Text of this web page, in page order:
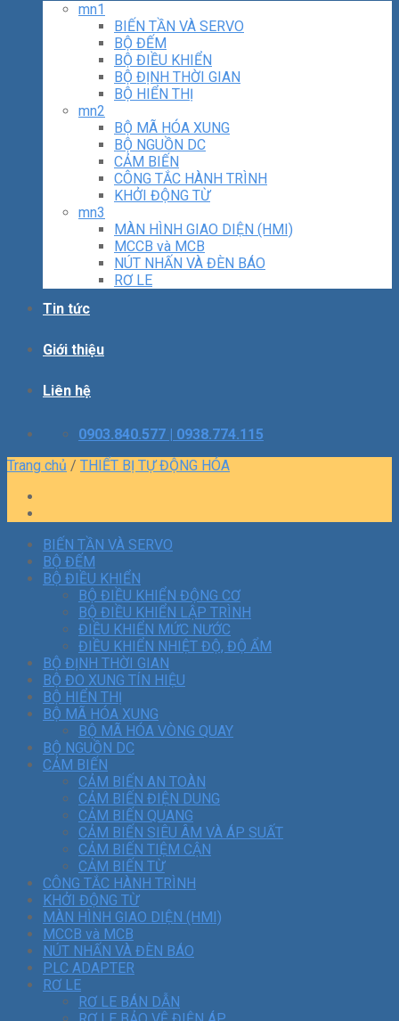
mn1
BIẾN TẦN VÀ SERVO
BỘ ĐẾM
BỘ ĐIỀU KHIỂN
BỘ ĐỊNH THỜI GIAN
BỘ HIỂN THỊ
mn2
BỘ MÃ HÓA XUNG
BỘ NGUỒN DC
CẢM BIẾN
CÔNG TẮC HÀNH TRÌNH
KHỞI ĐỘNG TỪ
mn3
MÀN HÌNH GIAO DIỆN (HMI)
MCCB và MCB
NÚT NHẤN VÀ ĐÈN BÁO
RƠ LE
Tin tức
Giới thiệu
Liên hệ
0903.840.577 | 0938.774.115
Trang chủ / THIẾT BỊ TỰ ĐỘNG HÓA
BIẾN TẦN VÀ SERVO
BỘ ĐẾM
BỘ ĐIỀU KHIỂN
BỘ ĐIỀU KHIỂN ĐỘNG CƠ
BỘ ĐIỀU KHIỂN LẬP TRÌNH
ĐIỀU KHIỂN MỨC NƯỚC
ĐIỀU KHIỂN NHIỆT ĐỘ, ĐỘ ẨM
BỘ ĐỊNH THỜI GIAN
BỘ ĐO XUNG TÍN HIỆU
BỘ HIỂN THỊ
BỘ MÃ HÓA XUNG
BỘ MÃ HÓA VÒNG QUAY
BỘ NGUỒN DC
CẢM BIẾN
CẢM BIẾN AN TOÀN
CẢM BIẾN ĐIỆN DUNG
CẢM BIẾN QUANG
CẢM BIẾN SIÊU ÂM VÀ ÁP SUẤT
CẢM BIẾN TIỆM CẬN
CẢM BIẾN TỪ
CÔNG TẮC HÀNH TRÌNH
KHỞI ĐỘNG TỪ
MÀN HÌNH GIAO DIỆN (HMI)
MCCB và MCB
NÚT NHẤN VÀ ĐÈN BÁO
PLC ADAPTER
RƠ LE
RƠ LE BÁN DẪN